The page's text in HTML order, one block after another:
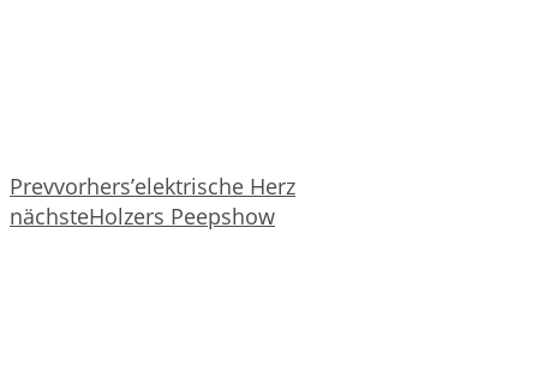
Prevvorhers’elektrische Herz
nächsteHolzers Peepshow